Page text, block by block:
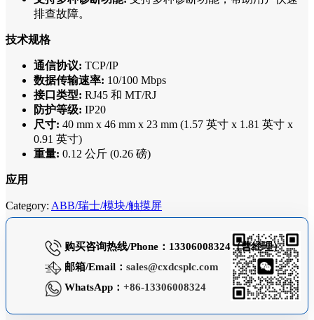
排查故障。
技术规格
通信协议: TCP/IP
数据传输速率: 10/100 Mbps
接口类型: RJ45 和 MT/RJ
防护等级: IP20
尺寸: 40 mm x 46 mm x 23 mm (1.57 英寸 x 1.81 英寸 x
0.91 英寸)
重量: 0.12 公斤 (0.26 磅)
应用
Category: ABB/瑞士/模块/触摸屏
购买咨询热线/Phone：13306008324（曹经理）
邮箱/Email： sales@cxdcsplc.com
WhatsApp： +86-13306008324